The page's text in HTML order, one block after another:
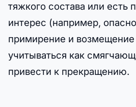
тяжкого состава или есть
интерес (например,
примирение и возмещение
учитываться как
привести к прекращению.